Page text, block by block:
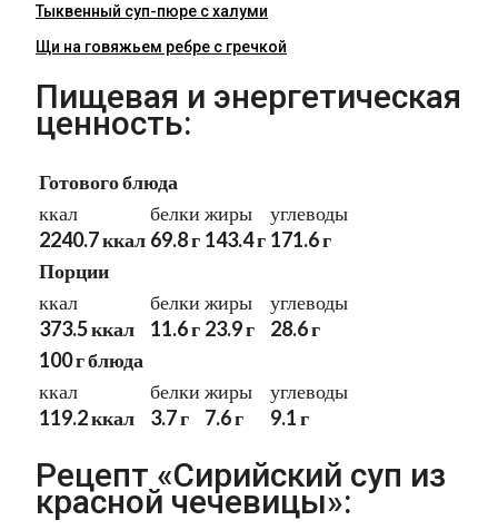
Тыквенный суп-пюре с халуми
Щи на говяжьем ребре с гречкой
Пищевая и энергетическая
ценность:
Готового блюда
ккал
2240.7 ккал
белки
69.8 г
жиры
143.4 г
углеводы
171.6 г
Порции
ккал
373.5 ккал
белки
11.6 г
жиры
23.9 г
углеводы
28.6 г
100 г блюда
ккал
119.2 ккал
белки
3.7 г
жиры
7.6 г
углеводы
9.1 г
Рецепт «Сирийский суп из
красной чечевицы»: